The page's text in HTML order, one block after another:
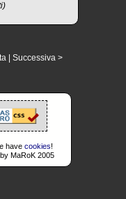
| Successiva >
have cookies!
MaRoK 2005